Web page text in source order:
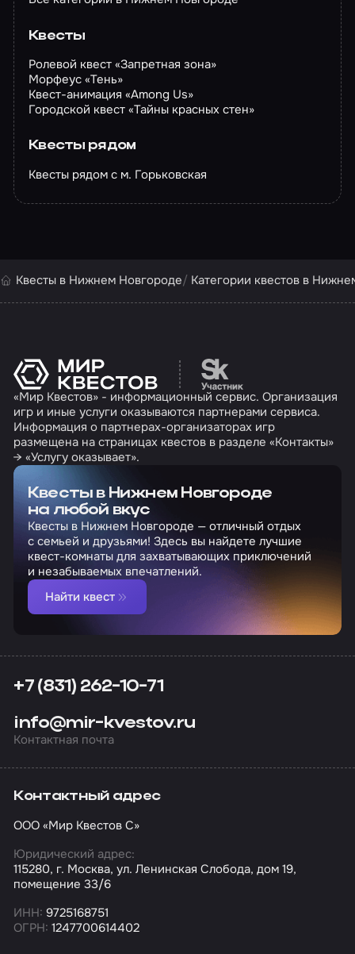
Квесты
Ролевой квест «Запретная зона»
Морфеус «Тень»
Квест-анимация «Among Us»
Городской квест «Тайны красных стен»
Квесты рядом
Квесты рядом с м. Горьковская
Квесты в Нижнем Новгороде Категории квестов в
Перейти на сайт
«Мир Квестов» - информационный сервис. Организация
игр и иные услуги оказываются партнерами сервиса.
Информация о партнерах-организаторах игр
размещена на страницах квестов в разделе «Контакты»
→ «Услугу оказывает».
Квесты в Нижнем Новгороде
на любой вкус
Квесты в Нижнем Новгороде — отличный отдых
с семьей и друзьями! Здесь вы найдете лучшие
квест-комнаты для захватывающих приключений
и незабываемых впечатлений.
Найти квест
+7 (831) 262-10-71
info@mir-kvestov.ru
Контактная почта
Контактный адрес
ООО «Мир Квестов С»
Юридический адрес:
115280, г. Москва, ул. Ленинская Слобода, дом 19,
помещение 33/6
ИНН: 9725168751
ОГРН: 1247700614402